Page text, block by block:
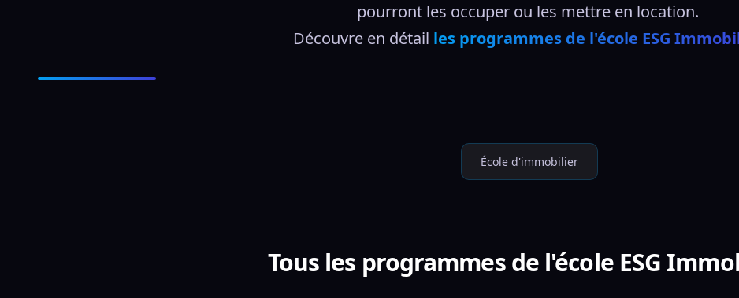
pourront les occuper ou les mettre en location.
Découvre en détail les programmes de l'école ESG
École d'immobilier
Tous les programmes de l'école ESG